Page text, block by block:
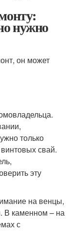
нужно
он может
только
свай.
эту
на венцы,
В каменном – на
с